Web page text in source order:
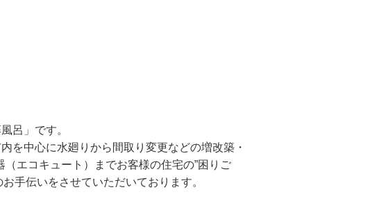
呂」です。
を中心に水廻りから間取り変更などの増改築・
エコキュート）までお客様の住宅の”困りご
手伝いをさせていただいております。